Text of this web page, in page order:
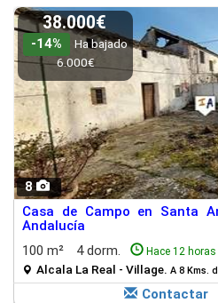
8
38.000€
-14%
Ha bajado
6.000€
Casa de Campo en Santa
Andalucía
100 m²
4 dorm. Hace 12 horas
Alcala La Real - Village. A 8 Kms.
Contactar